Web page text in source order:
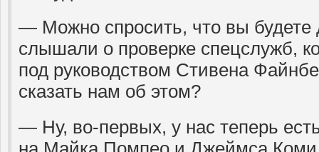
— Можно спросить, что вы
слышали о проверке спецслужб,
под руководством Стивена
сказать нам об этом?
— Ну, во-первых, у нас теперь